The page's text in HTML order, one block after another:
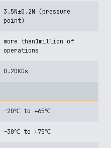
3.5N±0.2N (pressure
point)
more than1million of
operations
0.20KGs
-20℃ to +65℃
-30℃ to +75℃